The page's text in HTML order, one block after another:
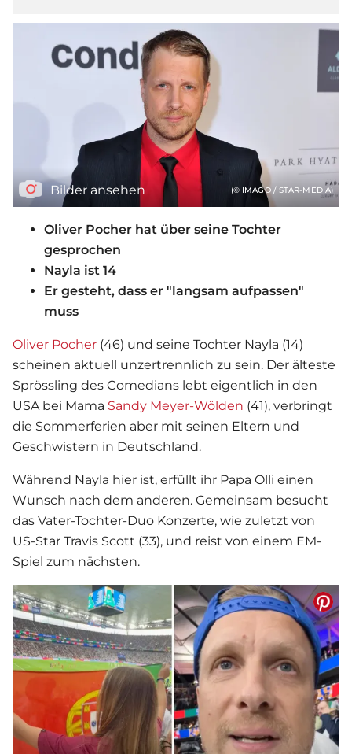
Bilder ansehen (© IMAGO / STAR-MEDIA)
Oliver Pocher hat über seine Tochter
gesprochen
Nayla ist 14
Er gesteht, dass er "langsam aufpassen"
muss
Oliver Pocher (46) und seine Tochter Nayla (14)
scheinen aktuell unzertrennlich zu sein. Der älteste
Sprössling des Comedians lebt eigentlich in den
USA bei Mama Sandy Meyer-Wölden (41), verbringt
die Sommerferien aber mit seinen Eltern und
Geschwistern in Deutschland.
Während Nayla hier ist, erfüllt ihr Papa Olli einen
Wunsch nach dem anderen. Gemeinsam besucht
das Vater-Tochter-Duo Konzerte, wie zuletzt von
US-Star Travis Scott (33), und reist von einem EM-
Spiel zum nächsten.